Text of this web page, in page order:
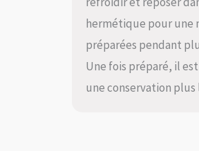
hermétique pour une
préparées pendant
Une fois préparé, il
une conservation plus